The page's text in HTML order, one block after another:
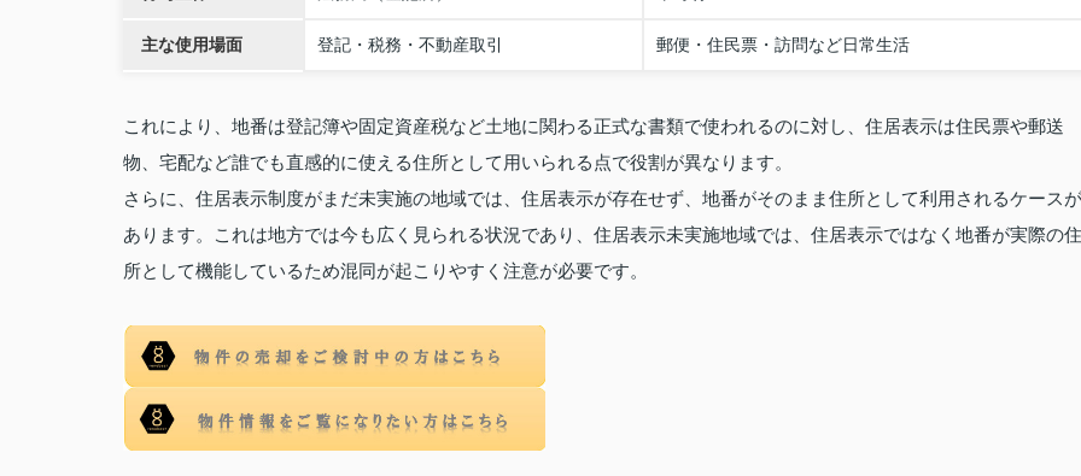
主な使用場面 登記・税務・不動産取引 郵便・住民票・訪問など日常生活
これにより、地番は登記簿や固定資産税など土地に関わる正式な書類で使われるのに対し、住居表示は住民票や郵送
物、宅配など誰でも直感的に使える住所として用いられる点で役割が異なります。
さらに、住居表示制度がまだ未実施の地域では、住居表示が存在せず、地番がそのまま住所として利用されるケースが
あります。これは地方では今も広く見られる状況であり、住居表示未実施地域では、住居表示ではなく地番が実際の住
所として機能しているため混同が起こりやすく注意が必要です。